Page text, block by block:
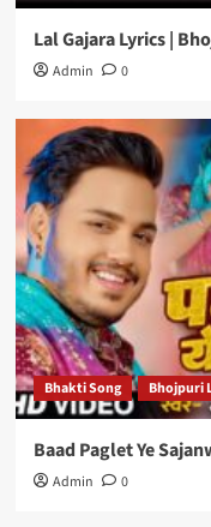
Lal Gajara Lyrics |
Admin 0
Bhakti Song Bhojpuri
Baad Paglet Ye
Admin 0